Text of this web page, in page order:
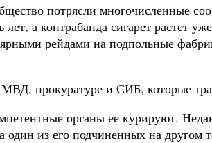
потрясли многочисленные
а контрабанда сигарет растет
рейдами на подпольные
прокуратуре и СИБ, которые
органы ее курируют.
из его подчиненных на другом